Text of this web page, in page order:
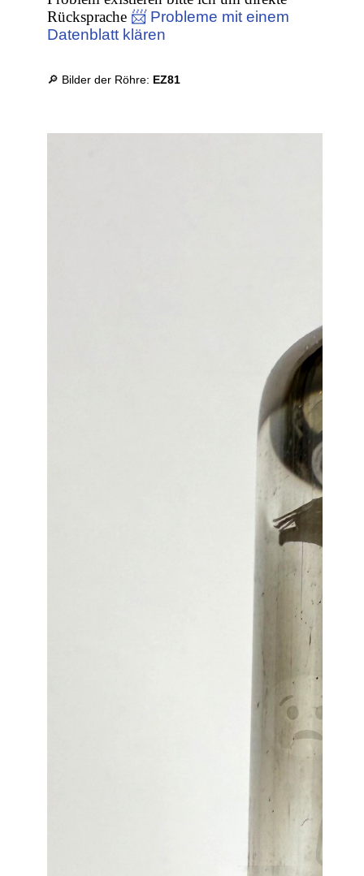
Rücksprache 📨 Probleme mit einem
Datenblatt klären
🔎 Bilder der Röhre: EZ81